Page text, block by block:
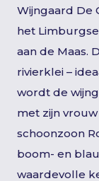
Wijngaard De
het
aan de Maas.
rivierklei –
wordt de
met zijn
schoonzoon
boom- en
waardevolle